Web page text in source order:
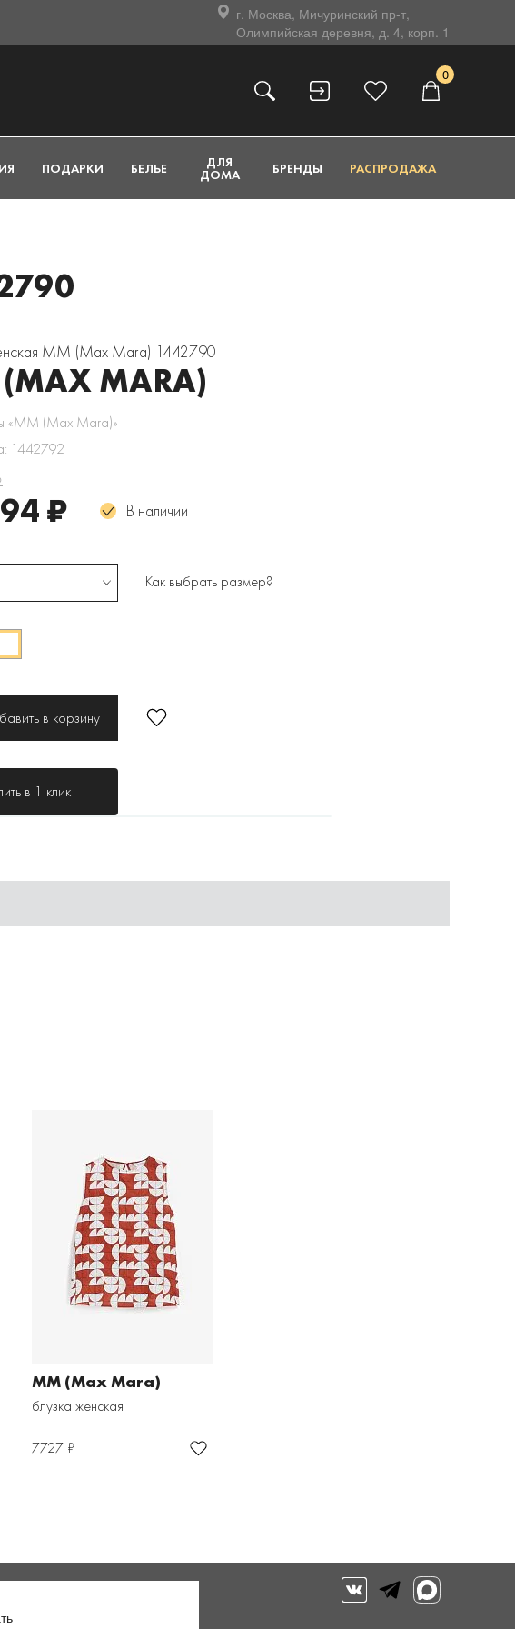
г. Москва, Мичуринский пр-т,
Олимпийская деревня, д. 4, корп. 1
0
ПОДАРКИ БЕЛЬЕ ДЛЯ
ДОМА БРЕНДЫ РАСПРОДАЖА
MM (Max Mara) 1442790
MARA)
«MM (Max Mara)»
1442792
₽ В наличии
Как выбрать размер?
в корзину
в 1 клик
MM (Max Mara)
блузка женская
7727 ₽